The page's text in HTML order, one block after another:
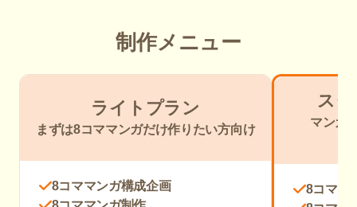
制作メニュー
ライトプラン
まずは8コママンガだけ作りたい方向け
8コママンガ構成企画
ス
マンガ
8コママ